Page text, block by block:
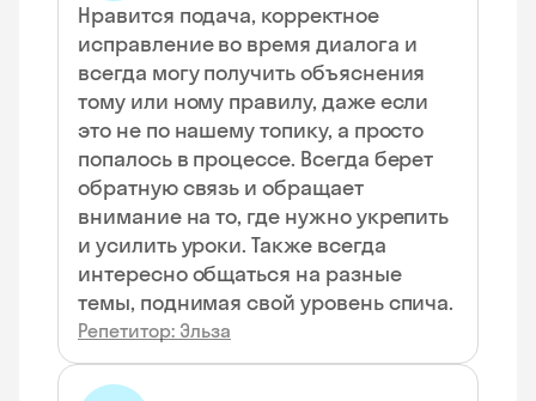
Нравится подача, корректное
исправление во время диалога и
всегда могу получить объяснения
тому или ному правилу, даже если
это не по нашему топику, а просто
попалось в процессе. Всегда берет
обратную связь и обращает
внимание на то, где нужно укрепить
и усилить уроки. Также всегда
интересно общаться на разные
темы, поднимая свой уровень спича.
Репетитор: Эльза